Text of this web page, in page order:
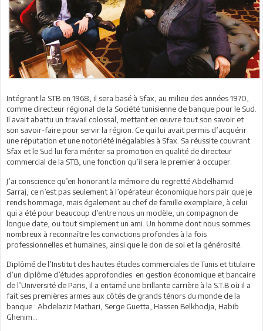
Intégrant la STB en 1968, il sera basé à Sfax, au milieu des années 1970,
comme directeur régional de la Société tunisienne de banque pour le Sud.
Il avait abattu un travail colossal, mettant en œuvre tout son savoir et
son savoir-faire pour servir la région. Ce qui lui avait permis d’acquérir
une réputation et une notoriété inégalables à Sfax. Sa réussite couvrant
Sfax et le Sud lui fera mériter sa promotion en qualité de directeur
commercial de la STB, une fonction qu’il sera le premier à occuper.
J’ai conscience qu’en honorant la mémoire du regretté Abdelhamid
Sarraj, ce n’est pas seulement à l’opérateur économique hors pair que je
rends hommage, mais également au chef de famille exemplaire, à celui
qui a été pour beaucoup d’entre nous un modèle, un compagnon de
longue date, ou tout simplement un ami. Un homme dont nous sommes
nombreux à reconnaître les convictions profondes à la fois
professionnelles et humaines, ainsi que le don de soi et la générosité.
Diplômé de l’Institut des hautes études commerciales de Tunis et titulaire
d’un diplôme d’études approfondies en gestion économique et bancaire
de l’Université de Paris, il a entamé une brillante carrière à la S.T.B où il a
fait ses premières armes aux côtés de grands ténors du monde de la
banque : Abdelaziz Mathari, Serge Guetta, Hassen Belkhodja, Habib
Ghenim…